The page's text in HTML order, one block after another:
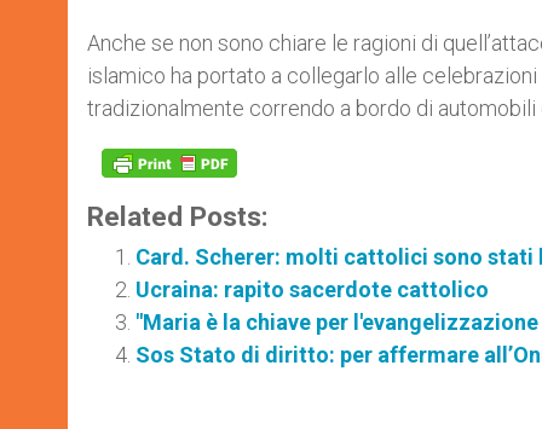
Anche se non sono chiare le ragioni di
islamico ha portato a collegarlo alle
tradizionalmente correndo a bordo di
Related Posts:
Card. Scherer: molti cattolici sono
Ucraina: rapito sacerdote cattolico
"Maria è la chiave per
Sos Stato di diritto: per affermare